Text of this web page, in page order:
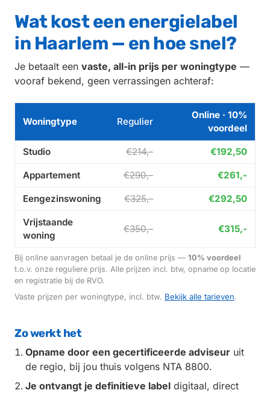
Wat kost een energielabel
in Haarlem — en hoe snel?
Je betaalt een vaste, all-in prijs per woningtype —
vooraf bekend, geen verrassingen achteraf:
Woningtype Regulier
Online · 10%
voordeel
Studio €214,- €192,50
Appartement €290,- €261,-
Eengezinswoning €325,- €292,50
Vrijstaande
woning
€350,- €315,-
Bij online aanvragen betaal je de online prijs — 10% voordeel
t.o.v. onze reguliere prijs. Alle prijzen incl. btw, opname op locatie
en registratie bij de RVO.
Vaste prijzen per woningtype, incl. btw. Bekijk alle tarieven.
Zo werkt het
Opname door een gecertificeerde adviseuruit
de regio, bij jou thuis volgens NTA 8800.
Je ontvangt je definitieve labeldigitaal, direct